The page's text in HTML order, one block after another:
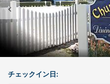
チェックイン日: